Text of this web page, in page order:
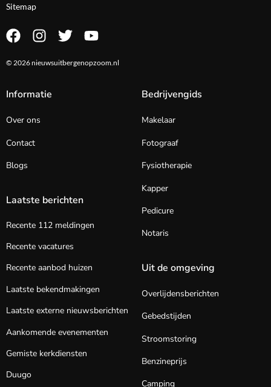
Sitemap
© 2026 nieuwsuitbergenopzoom.nl
Informatie
Over ons
Contact
Blogs
Laatste berichten
Recente 112 meldingen
Recente vacatures
Recente aanbod huizen
Laatste bekendmakingen
Laatste externe nieuwsberichten
Aankomende evenementen
Gemiste kerkdiensten
Duugo
Bedrijvengids
Makelaar
Fotograaf
Fysiotherapie
Kapper
Pedicure
Notaris
Uit de omgeving
Overlijdensberichten
Gebedstijden
Stroomstoring
Benzineprijs
Camping